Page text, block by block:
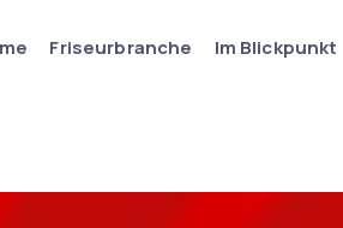
Friseurbranche Im Blickpunkt